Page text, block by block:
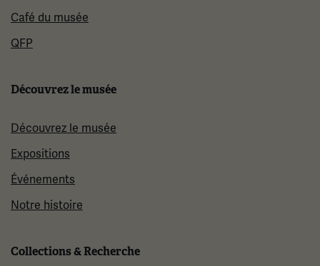
Café du musée
QFP
Découvrez le musée
Découvrez le musée
Expositions
Événements
Notre histoire
Collections & Recherche